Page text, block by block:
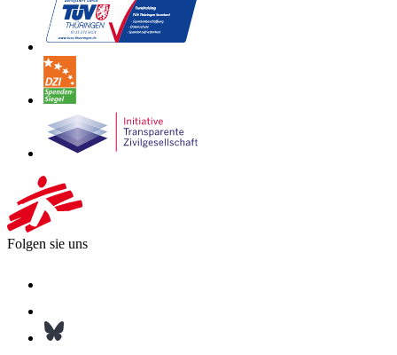
Folgen sie uns